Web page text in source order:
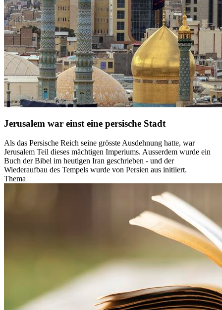
Jerusalem war einst eine persische Stadt
Als das Persische Reich seine grösste Ausdehnung hatte, war
Jerusalem Teil dieses mächtigen Imperiums. Ausserdem wurde ein
Buch der Bibel im heutigen Iran geschrieben - und der
Wiederaufbau des Tempels wurde von Persien aus initiiert.
Thema